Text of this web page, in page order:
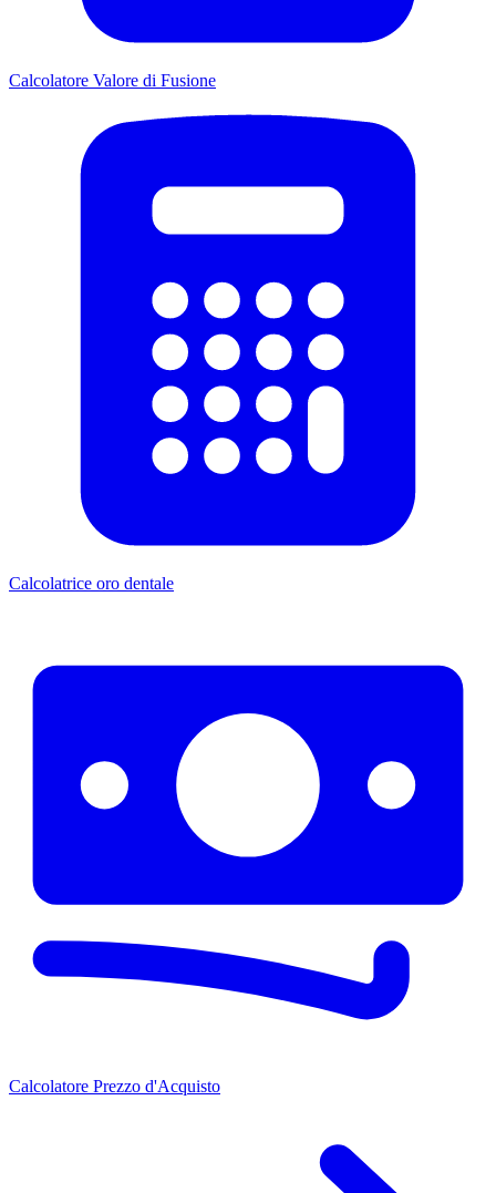
Calcolatore Valore di Fusione
Calcolatrice oro dentale
Calcolatore Prezzo d'Acquisto